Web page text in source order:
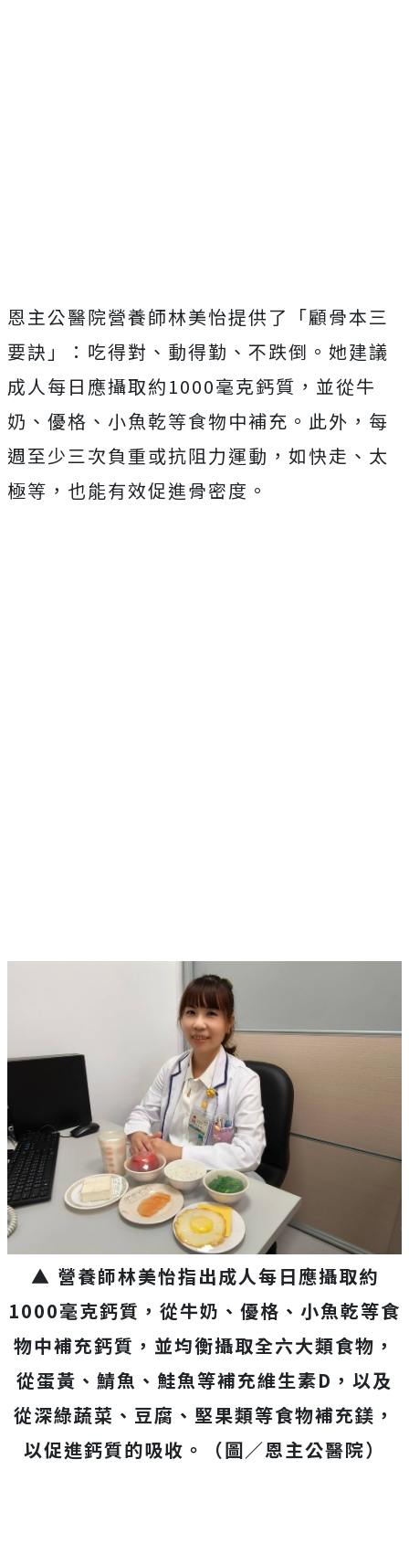
恩主公醫院營養師林美怡提供了「顧骨本三
要訣」：吃得對、動得勤、不跌倒。她建議
成人每日應攝取約1000毫克鈣質，並從牛
奶、優格、小魚乾等食物中補充。此外，每
週至少三次負重或抗阻力運動，如快走、太
極等，也能有效促進骨密度。
▲ 營養師林美怡指出成人每日應攝取約
1000毫克鈣質，從牛奶、優格、小魚乾等食
物中補充鈣質，並均衡攝取全六大類食物，
從蛋黃、鯖魚、鮭魚等補充維生素D，以及
從深綠蔬菜、豆腐、堅果類等食物補充鎂，
以促進鈣質的吸收。（圖／恩主公醫院）